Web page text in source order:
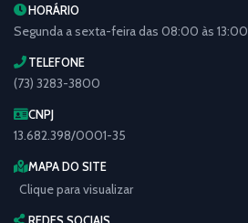
HORÁRIO
Segunda a sexta-feira das 08:00 às 13:00
TELEFONE
(73) 3283-3800
CNPJ
13.682.398/0001-35
MAPA DO SITE
Clique para visualizar